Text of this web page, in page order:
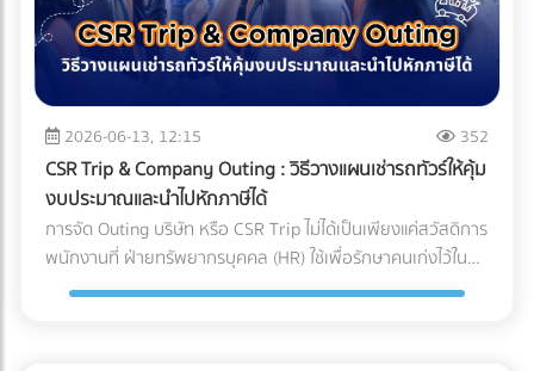
สำหรับฝ่ายจัดซื้อหรือเจ้าของแบรนด์อุปกรณ์การแพทย์ การ
เลือกพาร์ทเนอร์ หรือ OEM โรงงานพลาสติกที่ได้รับการรับรอง
มาตรฐาน Cleanroom (ISO 14644) และระบบบริหารงาน
คุณภาพสำหรับเครื่องมือแพทย์ (ISO 13485) ไม่เพียงแต่ช่วยลด
ความเสี่ยงในการถูกตีกลับสินค้า (Product Recall) แต่ยัง
เป็นการสร้างความมั่นใจสูงสุดว่า ผลิตภัณฑ์ของคุณจะปลอดภัย
และพร้อมช่วยชีวิตผู้ป่วยได้อย่างแท้จริง
อากาศชั้นนำระดับโลก ล้วนเข้าใจถึงกฎข้อนี้ดี พวกเขาจึงมักไม่
ประนีประนอมกับชิ้นส่วนกลไกที่อยู่ภายใน และเจาะจงเลือกใช้ผู้
ผลิตชิ้นส่วน (OEM) ที่มีกระบวนการตรวจสอบคุณภาพแบบ
Standards หรือมาตรฐาน ISO) เท่านั้น การเปลี่ยนมุมมองจาก
การหา "อะไหล่ที่ถูกที่สุด" เป็น "อะไหล่ที่ลดความเสี่ยงได้มากที่สุด"
คือกุญแจสำคัญที่ทำให้องค์กรเติบโตอย่างยั่งยืน การเลือก
ซัพพลายเออร์จึงไม่ใช่แค่การเปรียบเทียบใบเสนอราคา แต่คือการ
มองหา "พาร์ทเนอร์เชิงกลยุทธ์" ที่สามารถช่วยควบคุม Total
Cost of Ownership ได้อย่างแท้จริง ท้ายที่สุดแล้ว การลงทุนกับ
ชิ้นส่วนที่มีคุณภาพตั้งแต่ต้นทาง ย่อมเป็นทางเลือกที่คุ้มค่ากว่า
ขนาดไมครอน ทำให้ตัวผงชามีพื้นที่ผิวสัมผัสกับอากาศมาก ศัตรู
ตัวร้ายที่ทำลายคุณภาพของมัทฉะมีอยู่ 3 ประการหลัก: ความ
ร้อน (Heat): อุณหภูมิที่สูงเกินไปจะเร่งกระบวนการสลายตัวของ
คลอโรฟิลล์ (Chlorophyll) ทำให้สีเขียวสว่างสดใส (Vibrant
Green) กลายเป็นสีเหลืองอมน้ำตาล (Yellowish-brown)
ออกซิเจน (Oxygen): ทำให้เกิดปฏิกิริยาออกซิเดชัน (Oxidation)
ซึ่งจะทำลายสารประกอบที่ให้กลิ่นหอม (Aroma) และสารต้าน
อนุมูลอิสระ (Catechins) ทำให้รสชาติอูมามิหายไป และเกิดความ
ขมฝาดขึ้นมาแทน ความชื้นและแสง (Moisture & Light): เร่งการ
เติบโตของจุลินทรีย์ และทำให้สีของชาซีดจางลงอย่างรวดเร็ว
Cold Chain Logistics ทำงานอย่างไรในเส้นทาง ญี่ปุ่น-ไทย?
2026-06-13, 12:15 352
CSR Trip & Company Outing : วิธีวางแผนเช่ารถทัวร์ให้คุ้ม
งบประมาณและนำไปหักภาษีได้
การจัด Outing บริษัท หรือ CSR Trip ไม่ได้เป็นเพียงแค่สวัสดิการ
พนักงานที่ ฝ่ายทรัพยากรบุคคล (HR) ใช้เพื่อรักษาคนเก่งไว้ใน
องค์กรเท่านั้น แต่ในมุมมองของผู้บริหารและฝ่ายบัญชี กิจกรรม